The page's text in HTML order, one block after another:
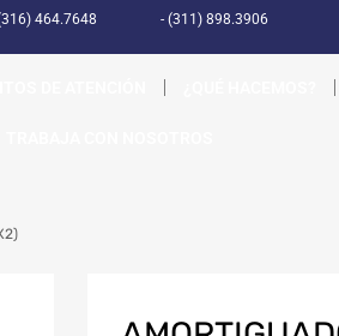
464.7648 - (311) 898.3906